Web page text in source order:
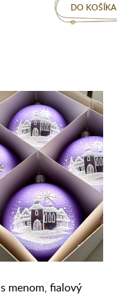
DO KOŠÍKA
menom, fialový